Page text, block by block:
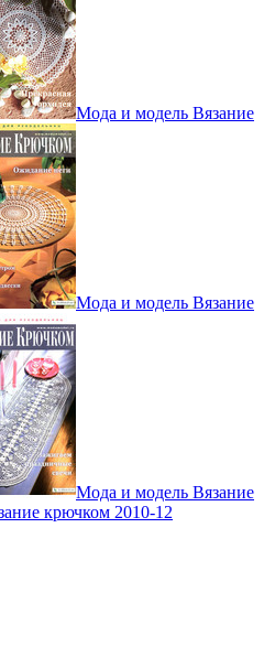
Мода и модель Вязание
Мода и модель Вязание
Мода и модель Вязание
крючком 2010-12